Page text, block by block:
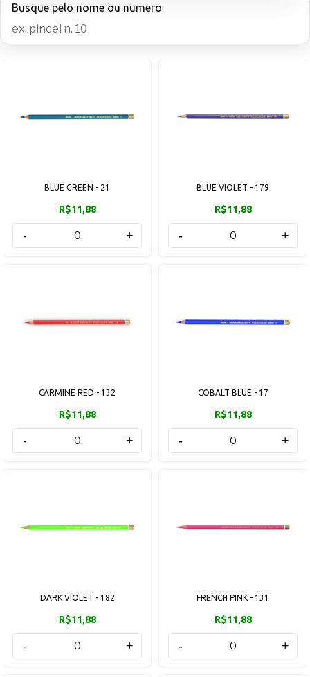
Busque pelo nome ou numero
BLUE GREEN - 21
R$11,88
- +
BLUE VIOLET - 179
R$11,88
- +
CARMINE RED - 132
R$11,88
- +
COBALT BLUE - 17
R$11,88
- +
DARK VIOLET - 182
R$11,88
- +
FRENCH PINK - 131
R$11,88
- +